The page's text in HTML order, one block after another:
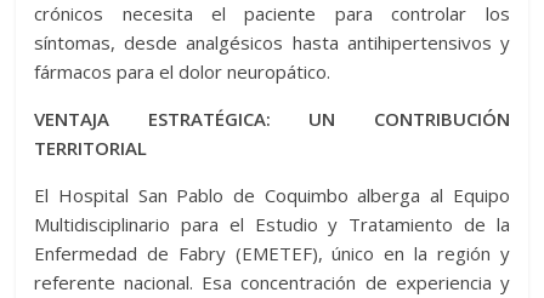
crónicos necesita el paciente para controlar los
síntomas, desde analgésicos hasta antihipertensivos y
fármacos para el dolor neuropático.
VENTAJA ESTRATÉGICA: UN CONTRIBUCIÓN
TERRITORIAL
El Hospital San Pablo de Coquimbo alberga al Equipo
Multidisciplinario para el Estudio y Tratamiento de la
Enfermedad de Fabry (EMETEF), único en la región y
referente nacional. Esa concentración de experiencia y